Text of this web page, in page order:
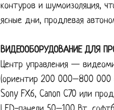
контуров и шумоизоляция,
ясные дни, продлевая
ВИДЕООБОРУДОВАНИЕ ДЛЯ
Центр управления —
(ориентир 200 000–800 000
Sony FX6, Canon C70 или